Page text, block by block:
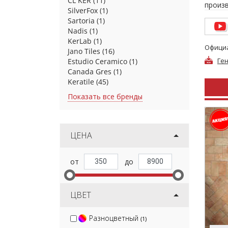
SilverFox (1)
Sartoria (1)
Nadis (1)
KerLab (1)
Jano Tiles (16)
Estudio Ceramico (1)
Canada Gres (1)
Keratile (45)
Показать все бренды
ЦЕНА
ЦВЕТ
Разноцветный (1)
один
линии
В том
мире
для